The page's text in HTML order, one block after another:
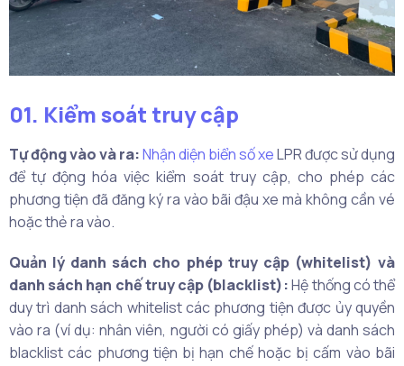
01. Kiểm soát truy cập
Tự động vào và ra:Nhận diện biển số xeLPR được sử dụng
để tự động hóa việc kiểm soát truy cập, cho phép các
phương tiện đã đăng ký ra vào bãi đậu xe mà không cần vé
hoặc thẻ ra vào.
Quản lý danh sách cho phép truy cập (whitelist) và
danh sách hạn chế truy cập (blacklist):Hệ thống có thể
duy trì danh sách whitelist các phương tiện được ủy quyền
vào ra (ví dụ: nhân viên, người có giấy phép) và danh sách
blacklist các phương tiện bị hạn chế hoặc bị cấm vào bãi